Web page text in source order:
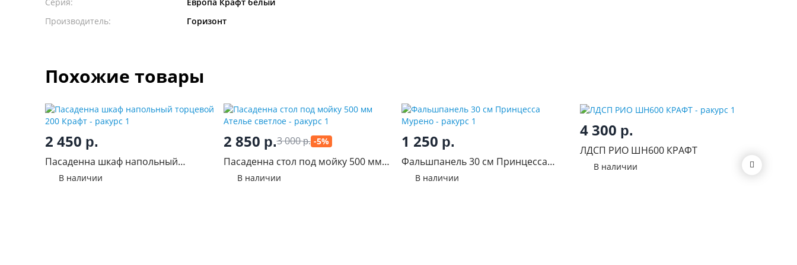
Производитель:
Горизонт
Похожие товары
2 450 р.
Пасаденна шкаф напольный
торцевой 200 Крафт
В наличии
2 850 р.3 000р. -5%
Пасаденна стол под мойку 500 мм
Ателье светлое
В наличии
1 250 р.
Фальшпанель 30 см Принцесса
Мурено
В наличии
4 300 р.
ЛДСП РИО ШН600 КРАФТ
В наличии